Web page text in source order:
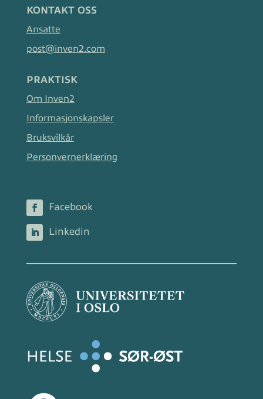
KONTAKT OSS
Ansatte
post@inven2.com
PRAKTISK
Om Inven2
Informasjonskapsler
Bruksvilkår
Personvernerklæring